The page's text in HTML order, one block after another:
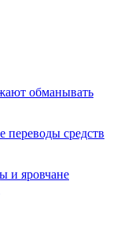
обманывать
переводы средств
и яровчане